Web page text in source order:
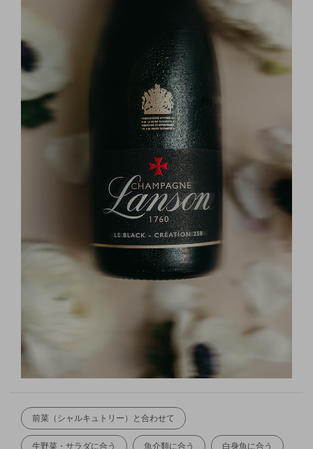
前菜（シャルキュトリー）と合わせて
生野菜・サラダに合う 魚介類に合う 白身魚に合う